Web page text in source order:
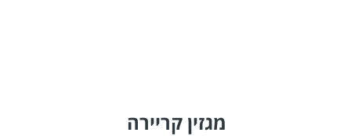
מגזין קריירה